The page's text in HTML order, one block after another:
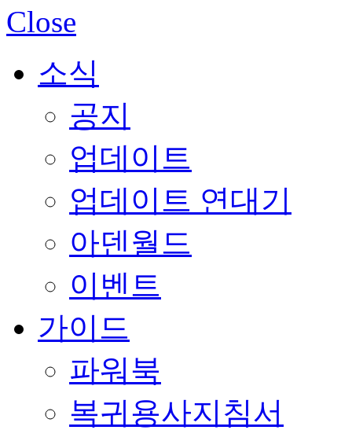
Close
소식
공지
업데이트
업데이트 연대기
아덴월드
이벤트
가이드
파워북
복귀용사지침서